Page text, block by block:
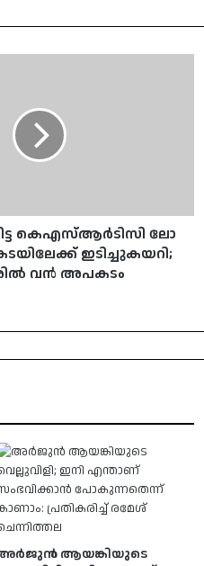
കെഎസ്ആർടിസി ലോ
ഇടിച്ചുകയറി;
വൻ അപകടം
ആയങ്കിയുടെ